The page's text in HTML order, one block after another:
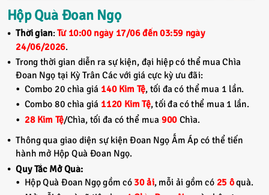
Hộp Quà Đoan Ngọ
Thời gian:Từ 10:00 ngày 17/06 đến 03:59 ngày
24/06/2026.
Trong thời gian diễn ra sự kiện, đại hiệp có thể mua Chìa
Đoan Ngọ tại Kỳ Trân Các với giá cực kỳ ưu đãi:
Combo 20 chìa giá 140 Kim Tệ, tối đa có thể mua 1 lần.
Combo 80 chìa giá 1120 Kim Tệ, tối đa có thể mua 1 lần.
28 Kim Tệ/Chìa, tối đa có thể mua 900 Chìa.
Thông qua giao diện sự kiện Đoan Ngọ Ấm Áp có thể tiến
hành mở Hộp Quà Đoan Ngọ.
Quy Tắc Mở Quà:
Hộp Quà Đoan Ngọ gồm có 30 ải, mỗi ải gồm có 25 ôquà.